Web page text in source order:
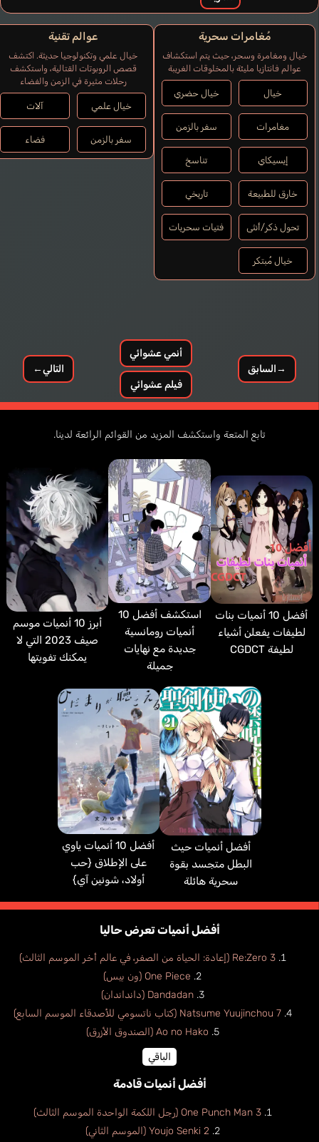
Douglas D.C.
إنجليزي
Arundel Lechter
Morita Masakazu
Mittelman Max
Shipman Matt
إنجليزي
Kakihara Tetsuya
Daymond Robbie
إنجليزي
مُغامرات سحرية
خيال ومغامرة وسحر، حيث يتم استكشاف
عوالم فانتازيا مليئة بالمخلوقات الغريبة
خيال خيال حضري
مغامرات سفر بالزمن
إيسيكاي تناسخ
خارق للطبيعة تاريخي
تحول ذكر/أنثى فتيات سحريات
خيال مُبتكر
عوالم تقنية
خيال علمي وتكنولوجيا حديثة. اكتشف
قصص الروبوتات القتالية، واستكشف
رحلات مثيرة في الزمن والفضاء
خيال علمي آلات
سفر بالزمن فضاء
→السابق
أنمي عشوائي
فيلم عشوائي
التالي←
تابع المتعة واستكشف المزيد من القوائم الرائعة لدينا.
أفضل 10 أنميات بنات
لطيفات يفعلن أشياء
لطيفة CGDCT
استكشف أفضل 10
أنميات رومانسية
جديدة مع نهايات
جميلة
أبرز 10 أنميات موسم
صيف 2023 التي لا
يمكنك تفويتها
أفضل أنميات حيث
البطل متجسد بقوة
سحرية هائلة
أفضل 10 أنميات ياوي
على الإطلاق {حب
أولاد، شونين آي}
أفضل أنميات تعرض حاليا
Re:Zero 3 (إعادة: الحياة من الصفر، في عالم أخر الموسم الثالث)
One Piece (ون بيس)
Dandadan (دانداندان)
Natsume Yuujinchou 7 (كتاب ناتسومي للأصدقاء الموسم السابع)
Ao no Hako (الصندوق الأزرق)
الباقي
أفضل أنميات قادمة
One Punch Man 3 (رجل اللكمة الواحدة الموسم الثالث)
Youjo Senki 2 (الموسم الثاني)